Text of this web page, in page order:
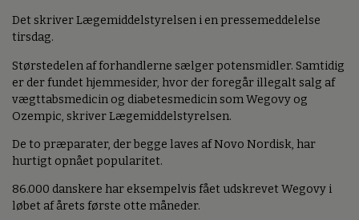
Det skriver Lægemiddelstyrelsen i en pressemeddelelse
tirsdag.
Størstedelen af forhandlerne sælger potensmidler. Samtidig
er der fundet hjemmesider, hvor der foregår illegalt salg af
vægttabsmedicin og diabetesmedicin som Wegovy og
Ozempic, skriver Lægemiddelstyrelsen.
De to præparater, der begge laves af Novo Nordisk, har
hurtigt opnået popularitet.
86.000 danskere har eksempelvis fået udskrevet Wegovy i
løbet af årets første otte måneder.